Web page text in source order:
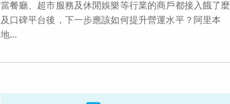
當餐廳、超市服務及休閒娛樂等行業的商戶都接入餓了麼
及口碑平台後，下一步應該如何提升營運水平？阿里本
地...